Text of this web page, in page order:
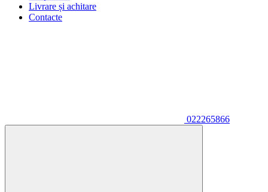
Livrare și achitare
Contacte
022265866